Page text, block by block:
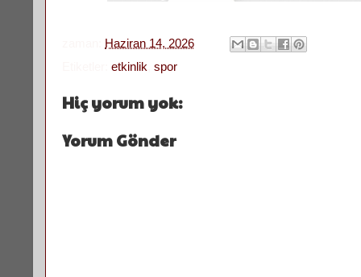
Haziran 14, 2026
etkinlik spor
Hiç yorum yok:
Yorum Gönder